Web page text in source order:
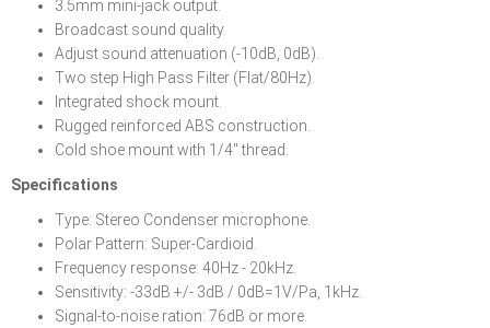
3.5mm mini-jack output.
Broadcast sound quality.
Adjust sound attenuation (-10dB, 0dB).
Two step High Pass Filter (Flat/80Hz).
Integrated shock mount.
Rugged reinforced ABS construction.
Cold shoe mount with 1/4" thread.
Specifications
Type: Stereo Condenser microphone.
Polar Pattern: Super-Cardioid.
Frequency response: 40Hz - 20kHz.
Sensitivity: -33dB +/- 3dB / 0dB=1V/Pa, 1kHz.
Signal-to-noise ration: 76dB or more.